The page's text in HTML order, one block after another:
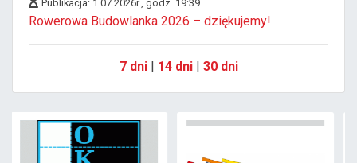
Publikacja: 1.07.2026r., godz. 19:39
Rowerowa Budowlanka 2026 – dziękujemy!
7 dni| 14 dni| 30 dni